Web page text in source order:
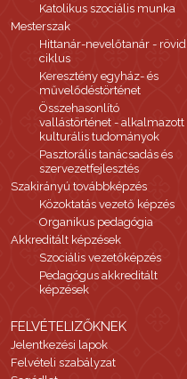
Katolikus szociális munka
Mesterszak
Hittanár-nevelőtanár - rövid
ciklus
Keresztény egyház- és
művelődéstörténet
Összehasonlító
vallástörténet - alkalmazott
kulturális tudományok
Pasztorális tanácsadás és
szervezetfejlesztés
Szakirányú továbbképzés
Közoktatás vezető képzés
Organikus pedagógia
Akkreditált képzések
Szociális vezetőképzés
Pedagógus akkreditált
képzések
FELVÉTELIZŐKNEK
Jelentkezési lapok
Felvételi szabályzat